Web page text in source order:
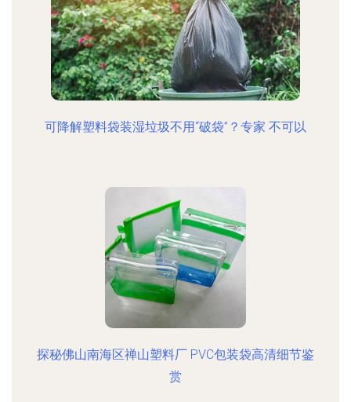
可降解塑料袋装湿垃圾不用“破袋”？专家 不可以
探秘佛山南海区禅山塑料厂 PVC包装袋高清细节鉴
赏